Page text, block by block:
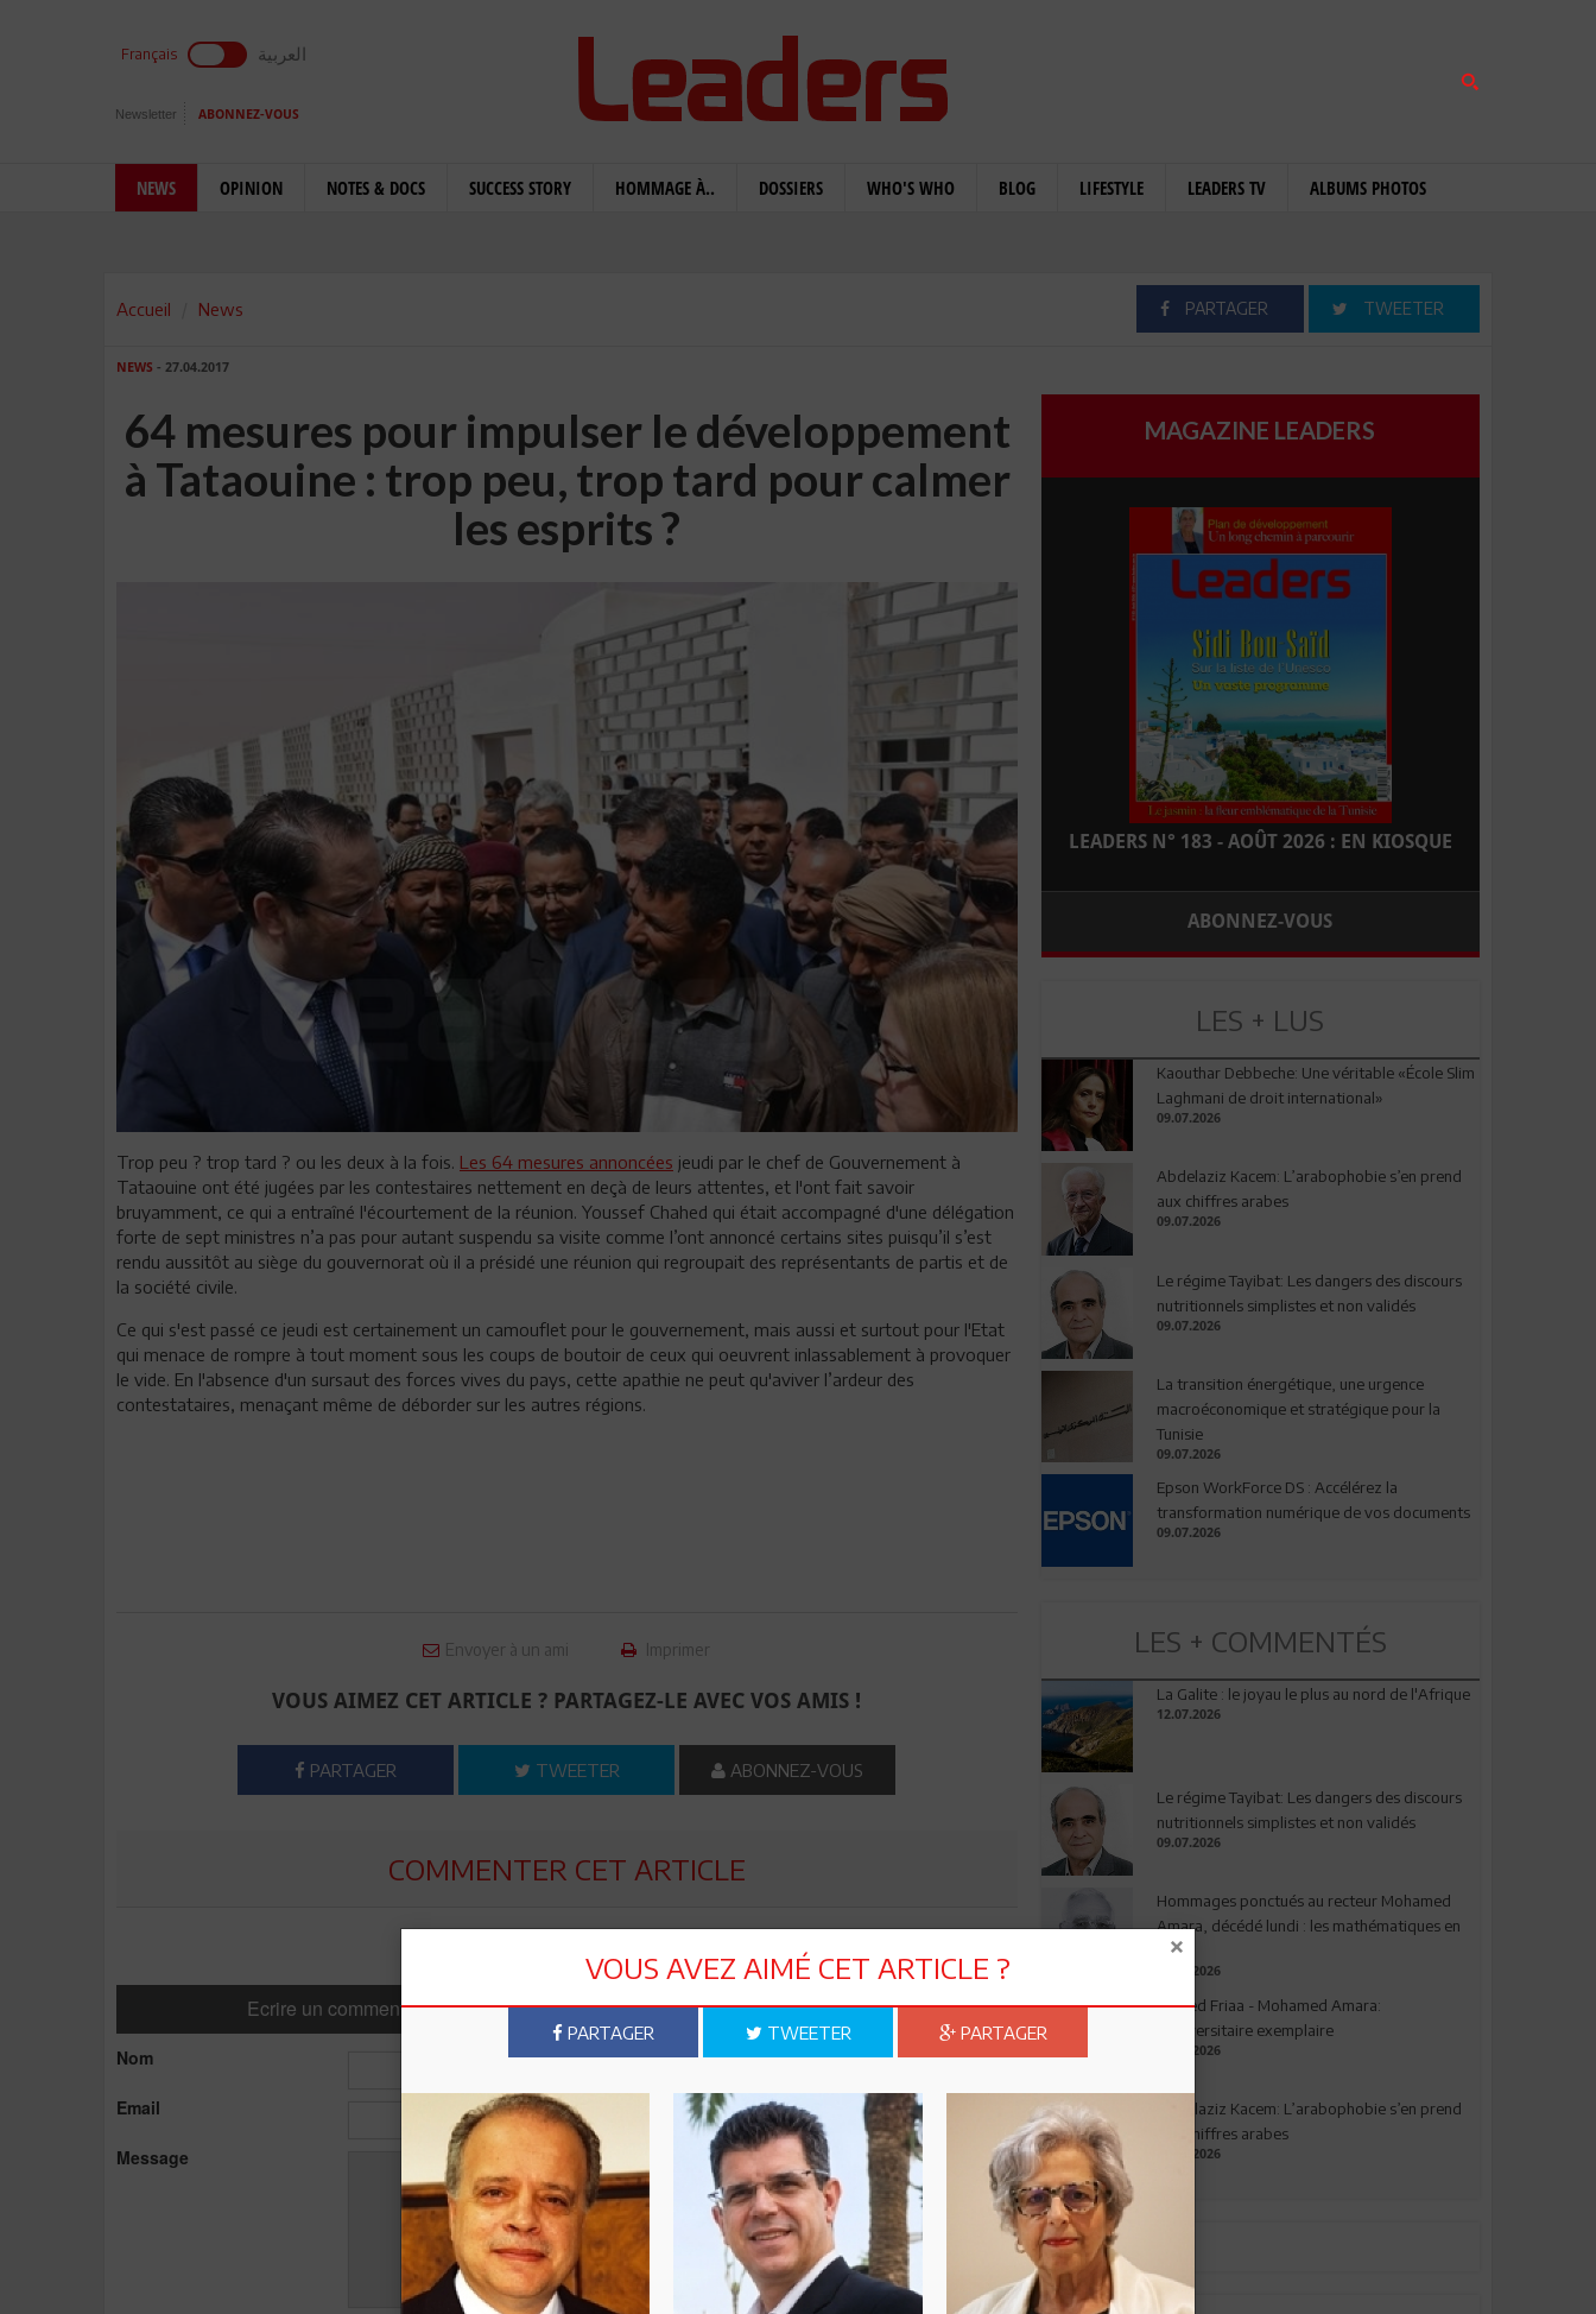
Français العربية
Newsletter ABONNEZ-VOUS
NEWS OPINION NOTES & DOCS SUCCESS STORY HOMMAGE À.. DOSSIERS WHO'S WHO BLOG LIFESTYLE LEADERS TV ALBUMS PHOTOS
Accueil News PARTAGER TWEETER
NEWS - 27.04.2017
64 mesures pour impulser le développement
à Tataouine : trop peu, trop tard pour calmer
les esprits ?
Trop peu ? trop tard ? ou les deux à la fois. Les 64 mesures annoncées jeudi par le chef de Gouvernement à
Tataouine ont été jugées par les contestaires nettement en deçà de leurs attentes, et l'ont fait savoir
bruyamment, ce qui a entraîné l'écourtement de la réunion. Youssef Chahed qui était accompagné d'une délégation
forte de sept ministres n’a pas pour autant suspendu sa visite comme l’ont annoncé certains sites puisqu’il s’est
rendu aussitôt au siège du gouvernorat où il a présidé une réunion qui regroupait des représentants de partis et de
la société civile.
Ce qui s'est passé ce jeudi est certainement un camouflet pour le gouvernement, mais aussi et surtout pour l'Etat
qui menace de rompre à tout moment sous les coups de boutoir de ceux qui oeuvrent inlassablement à provoquer
le vide. En l'absence d'un sursaut des forces vives du pays, cette apathie ne peut qu'aviver l’ardeur des
contestataires, menaçant même de déborder sur les autres régions.
Envoyer à un ami Imprimer
VOUS AIMEZ CET ARTICLE ? PARTAGEZ-LE AVEC VOS AMIS !
PARTAGER TWEETER ABONNEZ-VOUS
COMMENTER CET ARTICLE
Ecrire un commentaire Commenter
Nom
Email
Message
MAGAZINE LEADERS
LEADERS N° 183 - AOÛT 2026 : EN KIOSQUE
ABONNEZ-VOUS
LES + LUS
Kaouthar Debbeche: Une véritable «École Slim
Laghmani de droit international»
09.07.2026
Abdelaziz Kacem: L’arabophobie s’en prend
aux chiffres arabes
09.07.2026
Le régime Tayibat: Les dangers des discours
nutritionnels simplistes et non validés
09.07.2026
La transition énergétique, une urgence
macroéconomique et stratégique pour la
Tunisie
09.07.2026
Epson WorkForce DS : Accélérez la
transformation numérique de vos documents
09.07.2026
LES + COMMENTÉS
La Galite : le joyau le plus au nord de l'Afrique
12.07.2026
Le régime Tayibat: Les dangers des discours
nutritionnels simplistes et non validés
09.07.2026
Hommages ponctués au recteur Mohamed
Amara, décédé lundi : les mathématiques en
deuil
03.08.2026
Ahmed Friaa - Mohamed Amara:
l’Universitaire exemplaire
04.08.2026
Abdelaziz Kacem: L’arabophobie s’en prend
aux chiffres arabes
09.07.2026
VOUS AVEZ AIMÉ CET ARTICLE ?
PARTAGER TWEETER PARTAGER